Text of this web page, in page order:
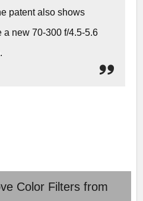
patent also shows
a new 70-300 f/4.5-5.6
Color Filters from